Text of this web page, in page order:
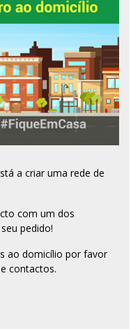
a criar uma rede de
com um dos
pedido!
ao domicílio por favor
contactos.